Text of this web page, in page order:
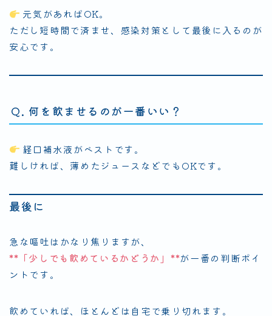
元気があればOK。
ただし短時間で済ませ、感染対策として最後に入るのが
安心です。
Q. 何を飲ませるのが一番いい？
経口補水液がベストです。
難しければ、薄めたジュースなどでもOKです。
最後に
急な嘔吐はかなり焦りますが、
**「少しでも飲めているかどうか」**が一番の判断ポイ
ントです。
飲めていれば、ほとんどは自宅で乗り切れます。